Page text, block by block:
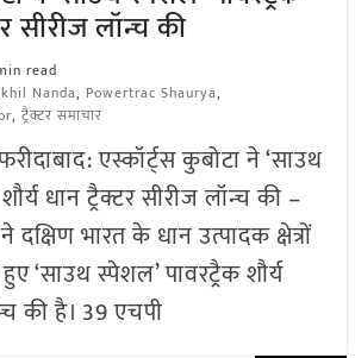
सीरीज लॉन्च की
read
Nanda, Powertrac Shaurya,
, ट्रैक्टर समाचार
एस्कॉर्ट्स कुबोटा ने ‘साउथ
धान ट्रैक्टर सीरीज लॉन्च की –
दक्षिण भारत के धान उत्पादक क्षेत्रों
‘साउथ स्पेशल’ पावरट्रैक शौर्य
की है। 39 एचपी